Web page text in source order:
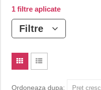
1 filtre aplicate
Filtre
Ordoneaza dupa: